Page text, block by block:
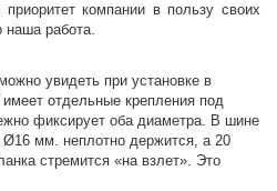
компании в пользу своих
наша работа.
увидеть при установке в
отдельные крепления под
фиксирует оба диаметра. В шине
Ø16 мм. неплотно держится, а 20
стремится «на взлет». Это